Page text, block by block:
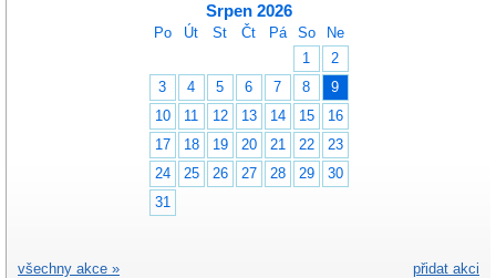
Srpen 2026
Po Út St Čt Pá So
Ne
1
2
3
4 5 6 7 8
9
10
11 12 13 14 15
16
17
18 19 20 21 22
23
24
25 26 27 28 29
30
31
přidat akci
všechny akce »